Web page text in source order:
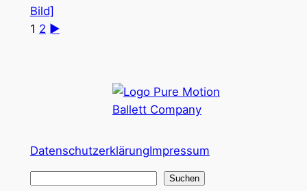
Bild]
1 2 ►
DatenschutzerklärungImpressum
Suchen